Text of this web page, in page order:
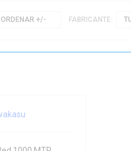
ORDENAR +/- FABRICANTE: